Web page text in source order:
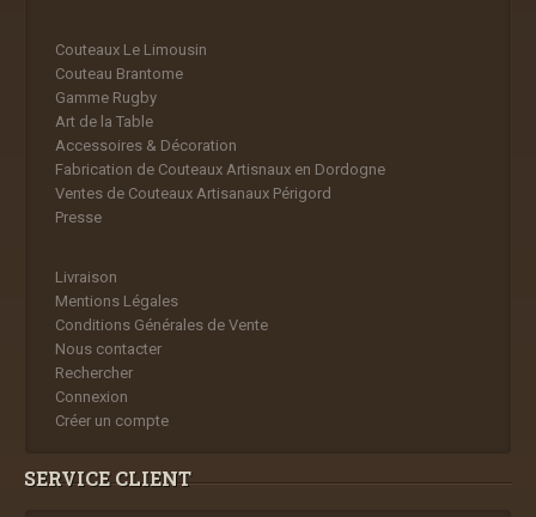
Couteaux Le Limousin
Couteau Brantome
Gamme Rugby
Art de la Table
Accessoires & Décoration
Fabrication de Couteaux Artisnaux en Dordogne
Ventes de Couteaux Artisanaux Périgord
Presse
Livraison
Mentions Légales
Conditions Générales de Vente
Nous contacter
Rechercher
Connexion
Créer un compte
SERVICE CLIENT